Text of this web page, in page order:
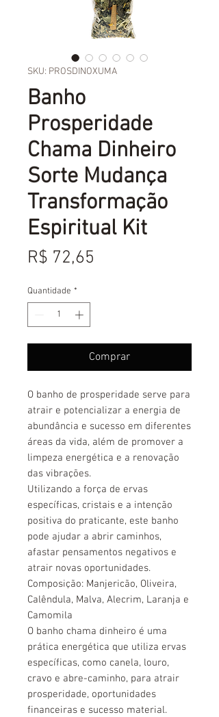
SKU: PROSDINOXUMA
Banho
Prosperidade
Chama Dinheiro
Sorte Mudança
Transformação
Espiritual Kit
R$ 72,65
Quantidade *
Comprar
O banho de prosperidade serve para
atrair e potencializar a energia de
abundância e sucesso em diferentes
áreas da vida, além de promover a
limpeza energética e a renovação
das vibrações.
Utilizando a força de ervas
específicas, cristais e a intenção
positiva do praticante, este banho
pode ajudar a abrir caminhos,
afastar pensamentos negativos e
atrair novas oportunidades.
Composição: Manjericão, Oliveira,
Calêndula, Malva, Alecrim, Laranja e
Camomila
O banho chama dinheiro é uma
prática energética que utiliza ervas
específicas, como canela, louro,
cravo e abre-caminho, para atrair
prosperidade, oportunidades
financeiras e sucesso material.